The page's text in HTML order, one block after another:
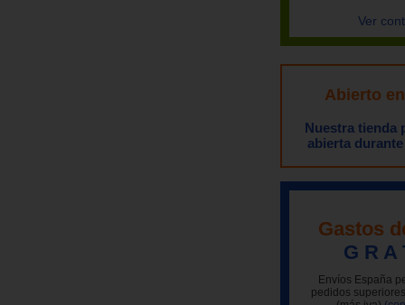
Ver
Abierto
Nuestra tienda
abierta
Gastos
G R A
Envíos España
pedidos